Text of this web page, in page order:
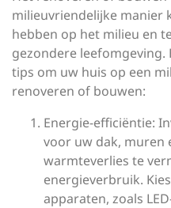
milieuvriendelijke manier
hebben op het milieu en
gezondere
tips om uw huis op een
renoveren of bouwen:
Energie-efficiëntie:
voor uw dak, muren
warmteverlies te
energieverbruik.
apparaten, zoals